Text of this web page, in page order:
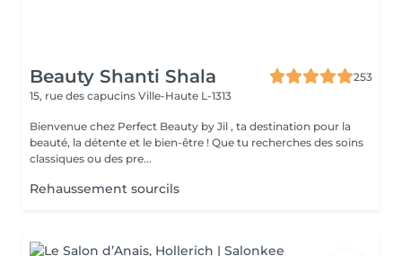
Beauty Shanti Shala
253
15, rue des capucins Ville-Haute L-1313
Bienvenue chez Perfect Beauty by Jil , ta destination pour la
beauté, la détente et le bien-être ! Que tu recherches des soins
classiques ou des pre...
Rehaussement sourcils